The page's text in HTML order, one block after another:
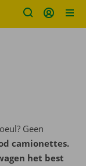
Geen
camionettes.
het best